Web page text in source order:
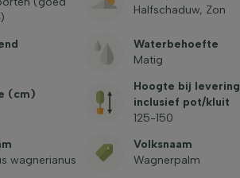
Halfschaduw, Zon
Waterbehoefte
Matig
(cm)
Hoogte bij levering
inclusief pot/kluit
125-150
wagnerianus
Volksnaam
Wagnerpalm